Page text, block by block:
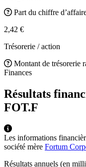
Part du chiffre
2,42 €
Trésorerie / action
Montant de trésorerie
Finances
Résultats
FOT.F
Les informations
société mère Fortum
Résultats annuels (en